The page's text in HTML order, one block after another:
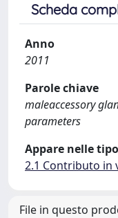
Scheda
Anno
2011
Parole chiave
maleaccessory
parameters
Appare nelle
2.1 Contributo in
File in questo